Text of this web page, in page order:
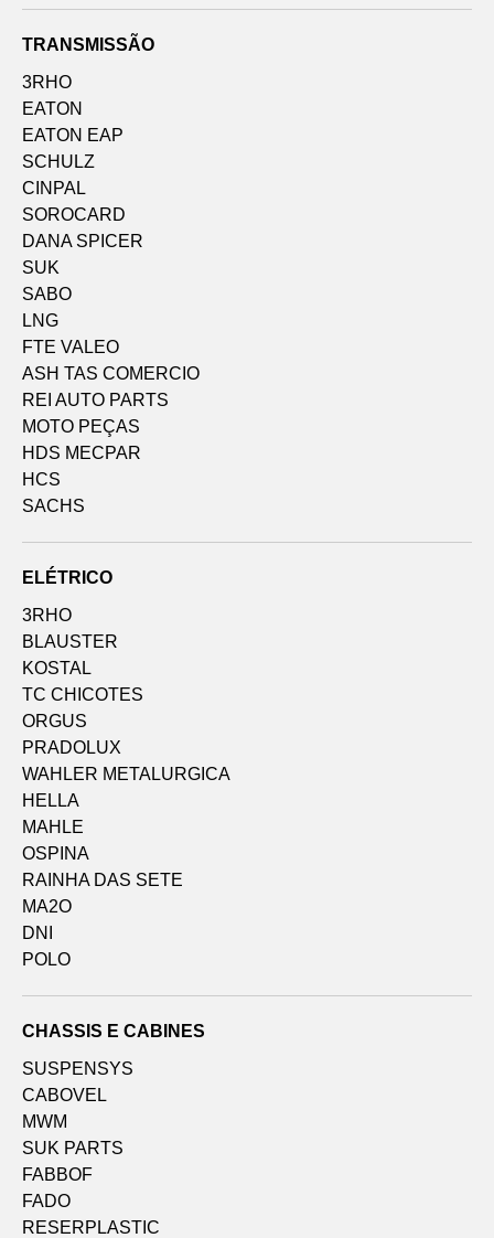
TRANSMISSÃO
3RHO
EATON
EATON EAP
SCHULZ
CINPAL
SOROCARD
DANA SPICER
SUK
SABO
LNG
FTE VALEO
ASH TAS COMERCIO
REI AUTO PARTS
MOTO PEÇAS
HDS MECPAR
HCS
SACHS
ELÉTRICO
3RHO
BLAUSTER
KOSTAL
TC CHICOTES
ORGUS
PRADOLUX
WAHLER METALURGICA
HELLA
MAHLE
OSPINA
RAINHA DAS SETE
MA2O
DNI
POLO
CHASSIS E CABINES
SUSPENSYS
CABOVEL
MWM
SUK PARTS
FABBOF
FADO
RESERPLASTIC